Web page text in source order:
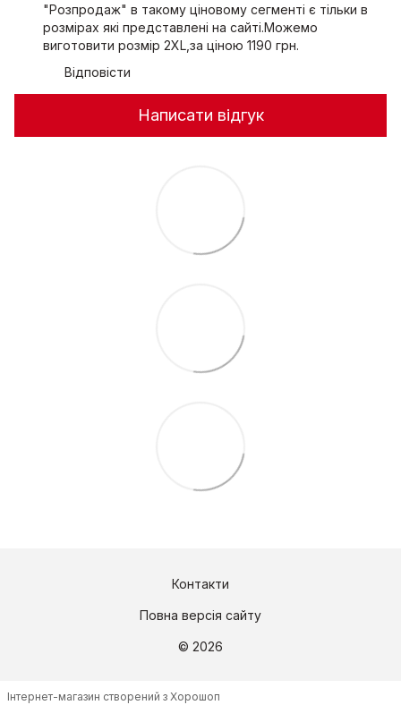
"Розпродаж" в такому ціновому сегменті є тільки в
розмірах які представлені на сайті.Можемо
виготовити розмір 2XL,за ціною 1190 грн.
Відповісти
Написати відгук
Контакти
Повна версія сайту
© 2026
Інтернет-магазин створений з Хорошоп